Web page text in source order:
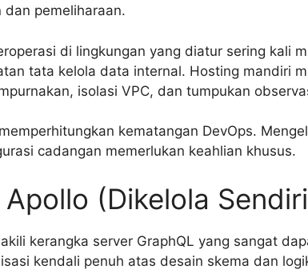
dan pemeliharaan.
di lingkungan yang diatur sering kali
tata kelola data internal. Hosting mandiri
isolasi VPC, dan tumpukan
kematangan DevOps.
cadangan memerlukan keahlian khusus.
(Dikelola
kerangka server GraphQL yang sangat
kendali penuh atas desain skema dan